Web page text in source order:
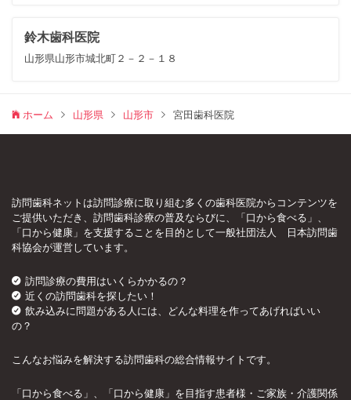
鈴木歯科医院
山形県山形市城北町２－２－１８
ホーム 山形県 山形市 宮田歯科医院
訪問歯科ネットは訪問診療に取り組む多くの歯科医院からコンテンツを
ご提供いただき、訪問歯科診療の普及ならびに、「口から食べる」、
「口から健康」を支援することを目的として一般社団法人 日本訪問歯
科協会が運営しています。
訪問診療の費用はいくらかかるの？
近くの訪問歯科を探したい！
飲み込みに問題がある人には、どんな料理を作ってあげればいい
の？
こんなお悩みを解決する訪問歯科の総合情報サイトです。
「口から食べる」、「口から健康」を目指す患者様・ご家族・介護関係